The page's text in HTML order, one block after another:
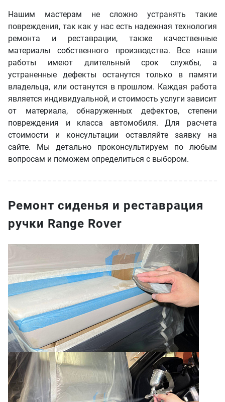
Нашим мастерам не сложно устранять такие
повреждения, так как у нас есть надежная технология
ремонта и реставрации, также качественные
материалы собственного производства. Все наши
работы имеют длительный срок службы, а
устраненные дефекты останутся только в памяти
владельца, или останутся в прошлом. Каждая работа
является индивидуальной, и стоимость услуги зависит
от материала, обнаруженных дефектов, степени
повреждения и класса автомобиля. Для расчета
стоимости и консультации оставляйте заявку на
сайте. Мы детально проконсультируем по любым
вопросам и поможем определиться с выбором.
Ремонт сиденья и реставрация
ручки Range Rover